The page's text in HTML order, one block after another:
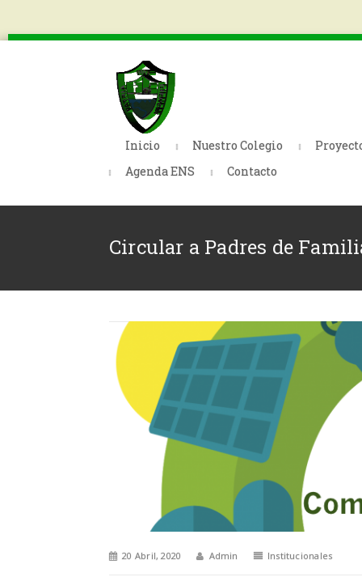
Inicio Nuestro Colegio
Agenda ENS
Contacto
Circular a Padres de
20 Abril, 2020 Admin Institucionales